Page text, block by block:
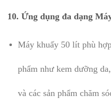
10. Ứng dụng đa dạng
Máy khuấy 50 lít phù
phẩm như kem dưỡng
và các sản phẩm chăm